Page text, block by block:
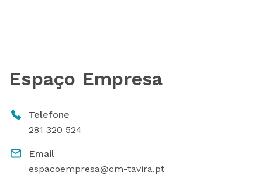
Espaço Empresa
Telefone
281 320 524
Email
espacoempresa@cm-tavira.pt